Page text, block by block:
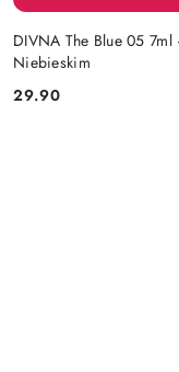
DIVNA The Blue 05
Niebieskim
Cena:
29.90